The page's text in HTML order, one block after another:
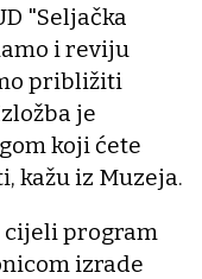
"Seljačka
i reviju
približiti
je
koji ćete
kažu iz Muzeja.
program
izrade